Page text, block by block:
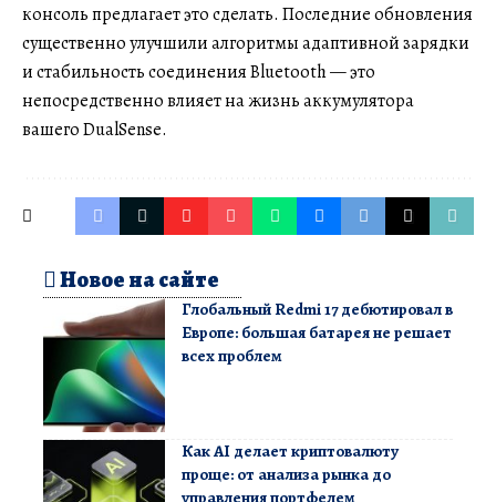
консоль предлагает это сделать. Последние обновления
существенно улучшили алгоритмы адаптивной зарядки
и стабильность соединения Bluetooth — это
непосредственно влияет на жизнь аккумулятора
вашего DualSense.
Новое на сайте
Глобальный Redmi 17 дебютировал в
Европе: большая батарея не решает
всех проблем
Как AI делает криптовалюту
проще: от анализа рынка до